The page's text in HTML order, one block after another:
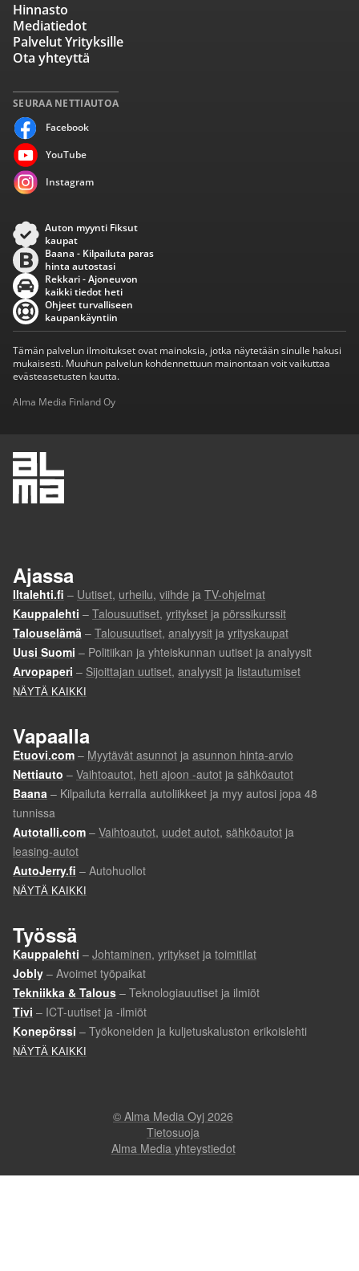
SEURAA NETTIAUTOA
Facebook
YouTube
Instagram
Hinnasto
Mediatiedot
Palvelut Yrityksille
Ota yhteyttä
Auton myynti Fiksut
kaupat
Baana - Kilpailuta paras
hinta autostasi
Rekkari - Ajoneuvon
kaikki tiedot heti
Ohjeet turvalliseen
kaupankäyntiin
Tämän palvelun ilmoitukset ovat mainoksia, jotka näytetään sinulle hakusi
mukaisesti. Muuhun palvelun kohdennettuun mainontaan voit vaikuttaa
evästeasetusten kautta.
Alma Media Finland Oy